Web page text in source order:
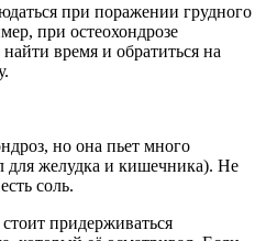
при поражении грудного
при остеохондрозе
время и обратиться на
но она пьет много
для желудка и кишечника). Не
соль.
придерживаться